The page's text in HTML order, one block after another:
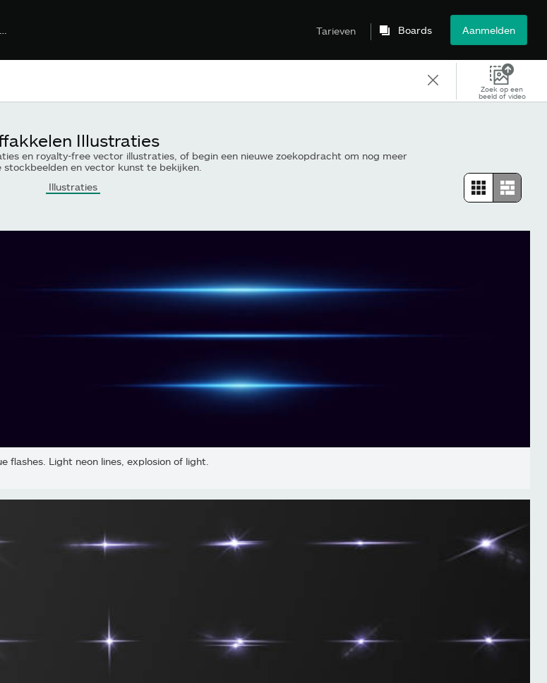
Tarieven Boards Aanmelden
Zoek op een
beeld of video
Illustraties
en royalty-free vector illustraties, of begin een nieuwe zoekopdracht om nog meer
stockbeelden en vector kunst te bekijken.
Illustraties
flashes. Light neon lines, explosion of light.